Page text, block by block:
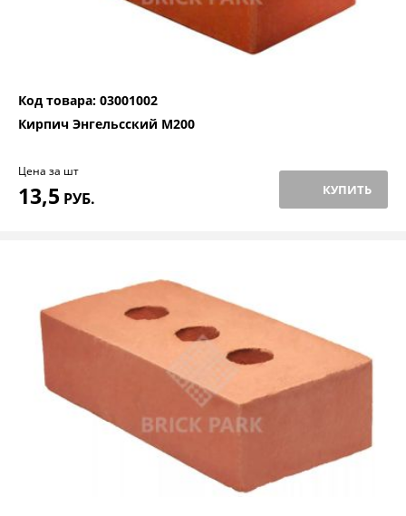
Код товара: 03001002
Кирпич Энгельсский М200
Цена за шт
13,5 РУБ. КУПИТЬ